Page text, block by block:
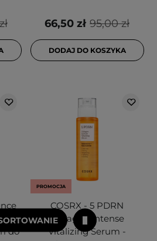
95,00 zł
66,50 zł
DODAJ DO KOSZYKA
do
PROMOCJA
COSRX - 5 PDRN
Collagen Intense
Vitalizing Serum -